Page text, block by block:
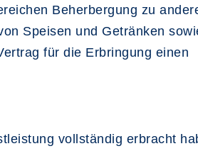
Beherbergung zu
Speisen und Getränken
für die Erbringung einen
vollständig erbracht